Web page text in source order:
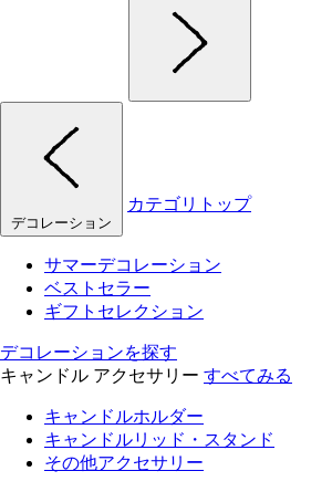
デコレーション
カテゴリトップ
サマーデコレーション
ベストセラー
ギフトセレクション
デコレーションを探す
キャンドル アクセサリー すべてみる
キャンドルホルダー
キャンドルリッド・スタンド
その他アクセサリー